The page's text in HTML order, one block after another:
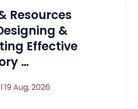
Resources
&
Effective
…
Aug, 2026